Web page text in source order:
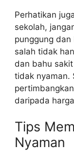
Perhatikan
sekolah,
punggung
salah tidak
dan bahu
tidak nyaman.
daripada
Tips
Nyaman